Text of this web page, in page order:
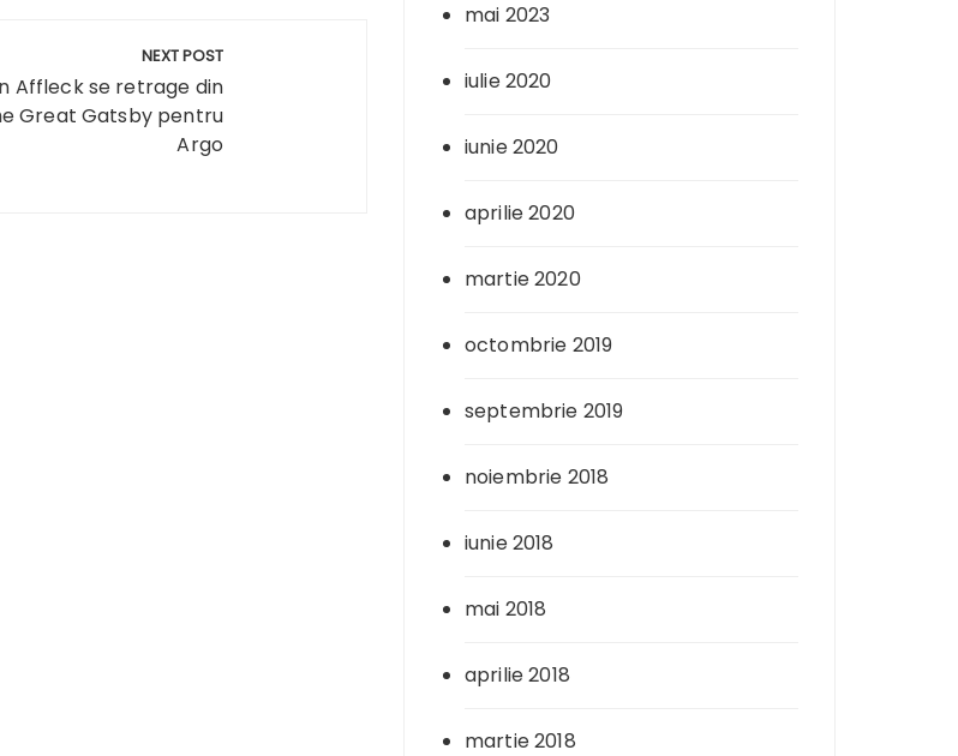
NEXT POST
Affleck se retrage din
Great Gatsby pentru
Argo
mai 2023
iulie 2020
iunie 2020
aprilie 2020
martie 2020
octombrie 2019
septembrie 2019
noiembrie 2018
iunie 2018
mai 2018
aprilie 2018
martie 2018